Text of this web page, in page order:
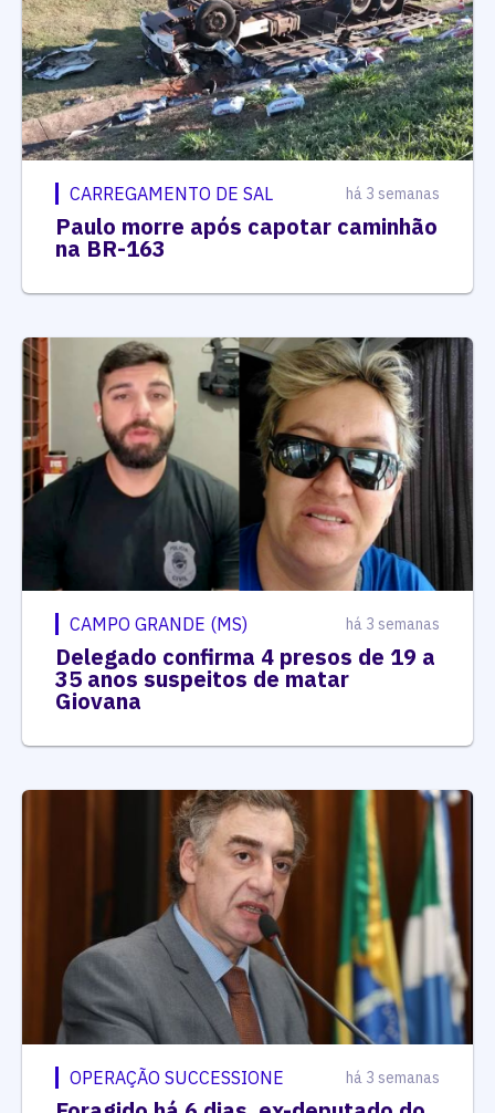
CARREGAMENTO DE SAL há 3 semanas
Paulo morre após capotar caminhão
na BR-163
CAMPO GRANDE (MS) há 3 semanas
Delegado confirma 4 presos de 19 a
35 anos suspeitos de matar
Giovana
OPERAÇÃO SUCCESSIONE há 3 semanas